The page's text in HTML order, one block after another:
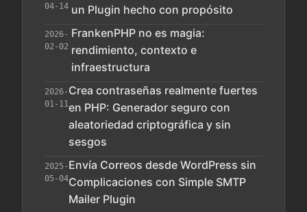
04-14 un Plugin hecho con propósito
2026-
02-02
FrankenPHP no es magia:
rendimiento, contexto e
infraestructura
2026-
01-11
Crea contraseñas realmente fuertes
en PHP: Generador seguro con
aleatoriedad criptográfica y sin
sesgos
2025-
05-04
Envía Correos desde WordPress sin
Complicaciones con Simple SMTP
Mailer Plugin